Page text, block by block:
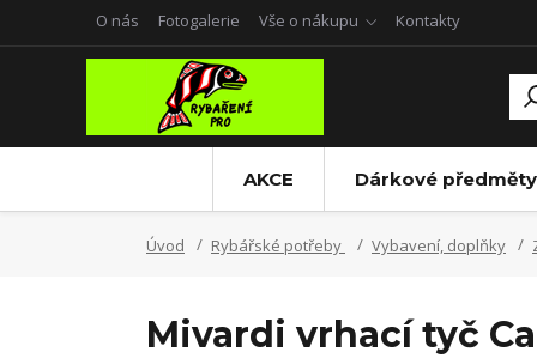
O nás Fotogalerie Vše o nákupu Kontakty
AKCE Dárkové předměty
Úvod Rybářské potřeby Vybavení, doplňky
Mivardi vrhací tyč